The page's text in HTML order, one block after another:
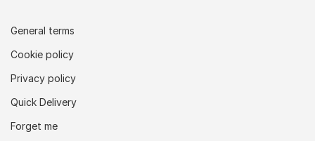
General terms
Cookie policy
Privacy policy
Quick Delivery
Forget me